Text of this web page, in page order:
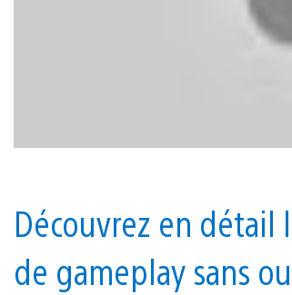
Découvrez en détail
de gameplay sans